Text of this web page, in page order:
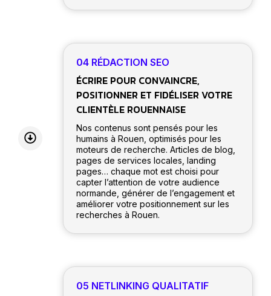
04 RÉDACTION SEO
ÉCRIRE POUR CONVAINCRE,
POSITIONNER ET FIDÉLISER VOTRE
CLIENTÈLE ROUENNAISE
Nos contenus sont pensés pour les
humains à Rouen, optimisés pour les
moteurs de recherche. Articles de blog,
pages de services locales, landing
pages… chaque mot est choisi pour
capter l’attention de votre audience
normande, générer de l’engagement et
améliorer votre positionnement sur les
recherches à Rouen.
05 NETLINKING QUALITATIF